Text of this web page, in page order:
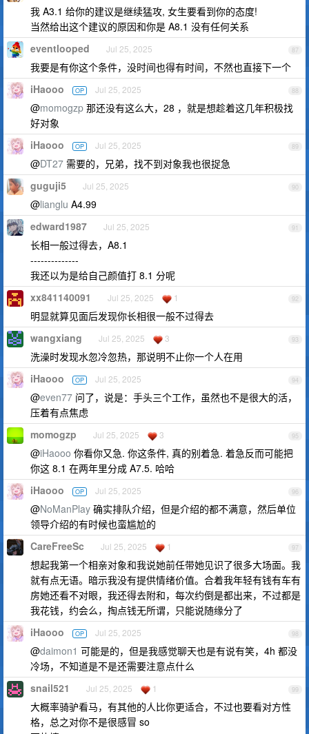
我 A3.1 给你的建议是继续猛攻, 女生要看到你的态度!
当然给出这个建议的原因和你是 A8.1 没有任何关系
87
eventlooped Jul 25, 2025
我要是有你这个条件，没时间也得有时间，不然也直接下一个
88
iHaooo OP Jul 25, 2025
@momogzp 那还没有这么大，28 ，就是想趁着这几年积极找
好对象
89
iHaooo OP Jul 25, 2025
@DT27 需要的，兄弟，找不到对象我也很捉急
90
guguji5 Jul 25, 2025
@lianglu A4.99
91
edward1987 Jul 25, 2025
长相一般过得去，A8.1
--------------
我还以为是给自己颜值打 8.1 分呢
92
xx841140091 Jul 25, 2025 1
明显就算见面后发现你长相很一般不过得去
93
wangxiang Jul 25, 2025 3
洗澡时发现水忽冷忽热，那说明不止你一个人在用
94
iHaooo OP Jul 25, 2025
@even77 问了，说是：手头三个工作，虽然也不是很大的活，
压着有点焦虑
95
momogzp Jul 25, 2025 3
@iHaooo 你看你又急. 你这条件, 真的别着急. 着急反而可能把
你这 8.1 在两年里分成 A7.5. 哈哈
96
iHaooo OP Jul 25, 2025
@NoManPlay 确实排队介绍，但是介绍的都不满意，然后单位
领导介绍的有时候也蛮尴尬的
97
CareFreeSc Jul 25, 2025 1
想起我第一个相亲对象和我说她前任带她见识了很多大场面。我
就有点无语。暗示我没有提供情绪价值。合着我年轻有钱有车有
房她还看不对眼，我还得去附和，每次约倒是都出来，不过都是
我花钱，约会么，掏点钱无所谓，只能说随缘分了
98
iHaooo OP Jul 25, 2025
@daimon1 可能是的，但是我感觉聊天也是有说有笑，4h 都没
冷场，不知道是不是还需要注意点什么
99
snail521 Jul 25, 2025 1
大概率骑驴看马，有其他的人比你更适合，不过也要看对方性
格，总之对你不是很感冒 so